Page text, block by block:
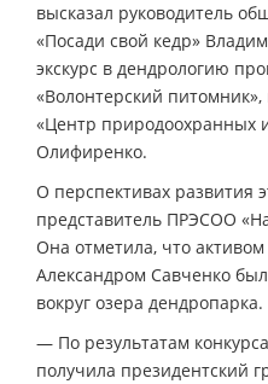
высказал руководитель
«Посади свой кедр»
экскурс в дендрологию
«Волонтерский
«Центр природоохранных
Олифиренко.
О перспективах развития
представитель ПРЭСОО
Она отметила, что
Александром Савченко
вокруг озера дендропарка.
— По результатам
получила президентский